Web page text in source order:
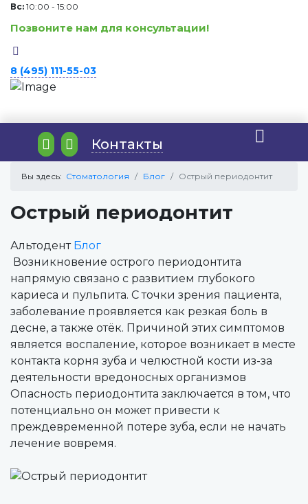
Вc: 10:00 - 15:00
Позвоните нам для консультации!
8 (495) 111-55-03
Контакты
Вы здесь: Стоматология Блог Острый периодонтит
Острый периодонтит
Альтодент Блог
Возникновение острого периодонтита
напрямую связано с развитием глубокого
кариеса и пульпита. С точки зрения пациента,
заболевание проявляется как резкая боль в
десне, а также отёк. Причиной этих симптомов
является воспаление, которое возникает в месте
контакта корня зуба и челюстной кости из-за
деятельности вредоносных организмов
Опасность периодонтита заключается в том, что
потенциально он может привести к
преждевременной потере зуба, если не начать
лечение вовремя.